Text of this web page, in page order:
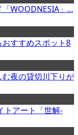
WOODNESIA」...
すすめスポット8
夜の貸切川下りが
トアート「世解-